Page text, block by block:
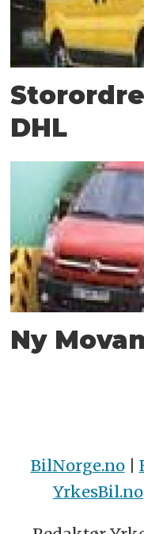
DHL
Ny
BilNorge.no|
YrkesBil.no